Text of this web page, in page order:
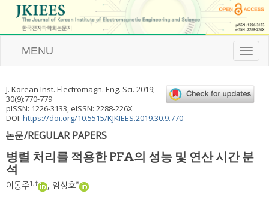
T
o
l
e
g
MENU
J. Korean Inst. Electromagn. Eng. Sci. 2019;
30(9):770-779
pISSN: 1226-3133, eISSN: 2288-226X
DOI: https://doi.org/10.5515/KJKIEES.2019.30.9.770
논문/REGULAR PAPERS
병렬 처리를 적용한 PFA의 성능 및 연산 시간 분
석
이동주1,† , 임상호*